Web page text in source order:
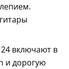
включают в
и дорогую